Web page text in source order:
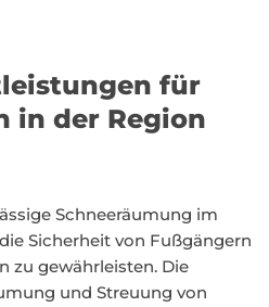
für
in der Region
Schneeräumung im
Sicherheit von Fußgängern
zu gewährleisten. Die
und Streuung von